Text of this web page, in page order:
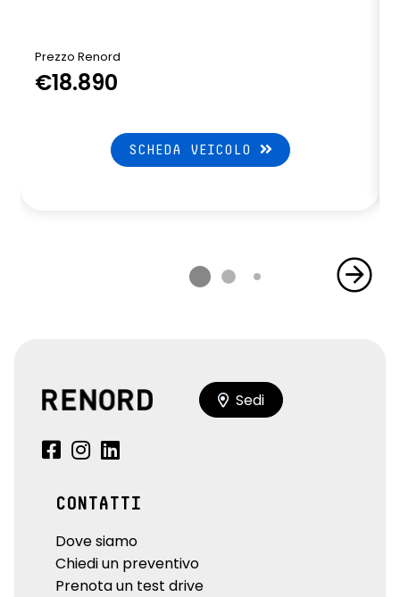
Prezzo Renord
€18.890
SCHEDA VEICOLO
Sedi
CONTATTI
Dove siamo
Chiedi un preventivo
Prenota un test drive